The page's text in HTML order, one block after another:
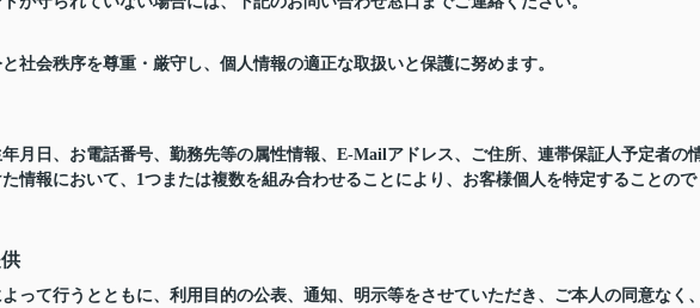
社会秩序を尊重・厳守し、個人情報の適正な取扱いと保護に努めます。
月日、お電話番号、勤務先等の属性情報、E-Mailアドレス、ご住所、連帯保証人予定者の
情報において、1つまたは複数を組み合わせることにより、お客様個人を特定することので
って行うとともに、利用目的の公表、通知、明示等をさせていただき、ご本人の同意なく